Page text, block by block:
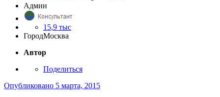
Админ
15,9 тыс
ГородМосква
Автор
Поделиться
Опубликовано 5 марта, 2015